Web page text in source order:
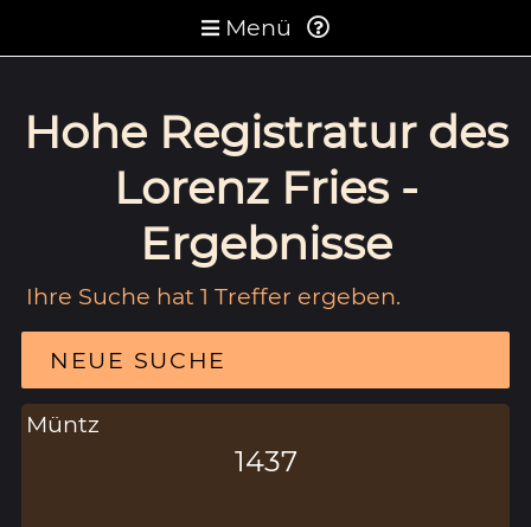
Menü
Hohe Registratur des
Lorenz Fries -
Ergebnisse
Ihre Suche hat 1 Treffer ergeben.
NEUE SUCHE
Müntz
1437